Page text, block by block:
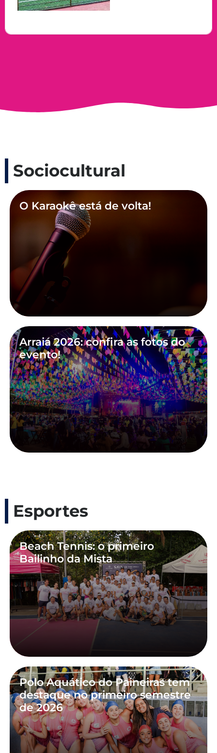
Sociocultural
O Karaokê está de volta!
Arraiá 2026: confira as fotos do
evento!
Esportes
Beach Tennis: o primeiro
Bailinho da Mista
Polo Aquático do Paineiras tem
destaque no primeiro semestre
de 2026